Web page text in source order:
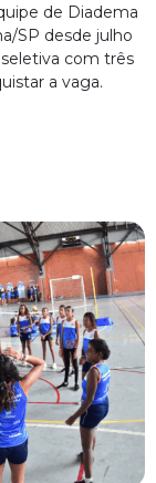
de Diadema
SP desde julho
com três
a vaga.